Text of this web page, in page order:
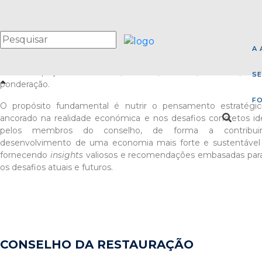
A
CONSELHOS CONSULTIVOS
DEBATE E ESTRATÉGIA
Os Conselhos Consultivos Setoriais, promovidos pela AEB
como espaços de estudo, análise, debate, reflexão,
ponderação.
O propósito fundamental é nutrir o pensamento
ancorado na realidade económica e nos desafios concretos
pelos membros do conselho, de forma a
desenvolvimento de uma economia mais forte e sustentável
fornecendo insightsvaliosos e recomendações embasadas
os desafios atuais e futuros.
CONSELHO DA RESTAURAÇÃO